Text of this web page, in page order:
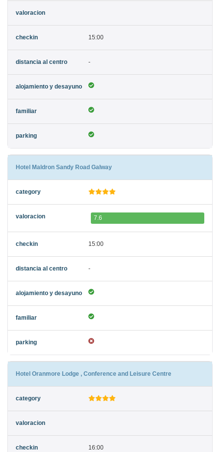
15:00
-
Hotel Maldron Sandy Road Galway
7.6
15:00
-
Hotel Oranmore Lodge , Conference and Leisure Centre
16:00